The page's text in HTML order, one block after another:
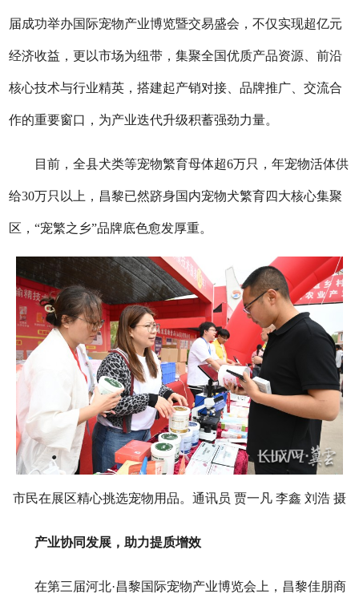
届成功举办国际宠物产业博览暨交易盛会，不仅实现超亿元
经济收益，更以市场为纽带，集聚全国优质产品资源、前沿
核心技术与行业精英，搭建起产销对接、品牌推广、交流合
作的重要窗口，为产业迭代升级积蓄强劲力量。
目前，全县犬类等宠物繁育母体超6万只，年宠物活体供
给30万只以上，昌黎已然跻身国内宠物犬繁育四大核心集聚
区，“宠繁之乡”品牌底色愈发厚重。
市民在展区精心挑选宠物用品。通讯员 贾一凡 李鑫 刘浩 摄
产业协同发展，助力提质增效
在第三届河北·昌黎国际宠物产业博览会上，昌黎佳朋商